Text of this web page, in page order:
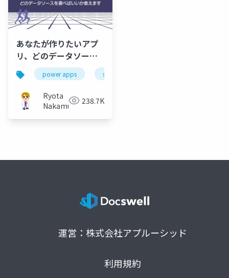
あなたが作りたいアプ
リ、どのデータソース
を選べばいいか教えま
す
power apps sharepoint
Ryota
Nakamura 238.7K
運営：株式会社アプルーシッド
利用規約